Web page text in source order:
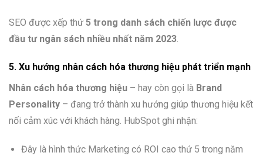
SEO được xếp thứ 5 trong danh sách chiến lược được
đầu tư ngân sách nhiều nhất năm 2023
5. Xu hướng nhân cách hóa thương hiệu phát triển mạnh
Nhân cách hóa thương hiệu – hay còn gọi là Brand
Personality – đang trở thành xu hướng giúp thương hiệu kết
nối cảm xúc với khách hàng. HubSpot ghi nhận:
Đây là hình thức Marketing có ROI cao thứ 5 trong năm